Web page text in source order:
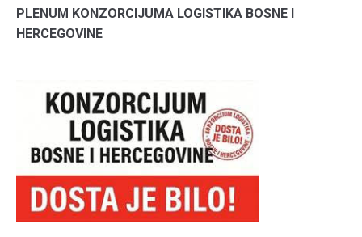
PLENUM KONZORCIJUMA LOGISTIKA BOSNE I
HERCEGOVINE